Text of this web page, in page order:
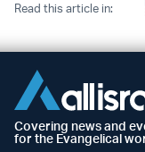
Read this article in:
Covering news and
for the Evangelical